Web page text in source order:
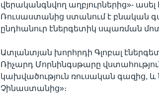
վերականգնվող աղբյուրներից»- ասել
Ռուսաստանից ստանում է բնական
ընդհանուր էներգետիկ սպառման մոտ
Ատլանտյան խորհրդի Գլոբալ
Ռիչարդ Մորնինգսթարը վստահություն
կախվածություն ռուսական գազից,
Չինաստանից»։